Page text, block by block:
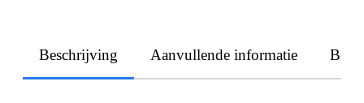
Beschrijving Aanvullende informatie